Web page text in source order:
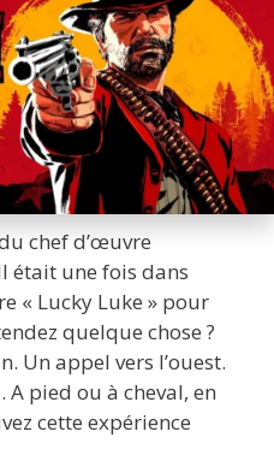
chef d’œuvre
était une fois dans
« Lucky Luke » pour
quelque chose ?
Un appel vers l’ouest.
A pied ou à cheval, en
cette expérience